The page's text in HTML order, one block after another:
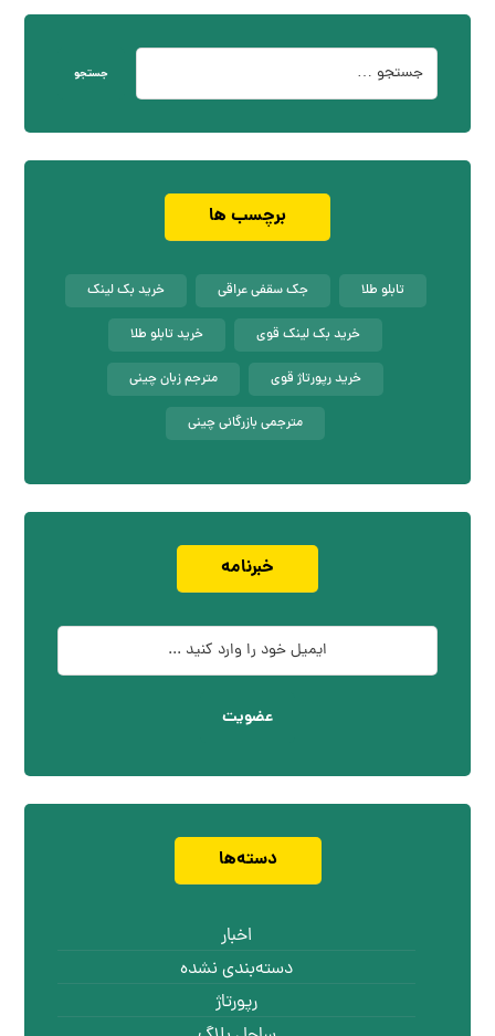
جستجو
برچسب ها
تابلو طلا جک سقفی عراقی خرید بک لینک
خرید بک لینک قوی خرید تابلو طلا
خرید رپورتاژ قوی مترجم زبان چینی
مترجمی بازرگانی چینی
خبرنامه
عضویت
دسته‌ها
اخبار
دسته‌بندی نشده
رپورتاژ